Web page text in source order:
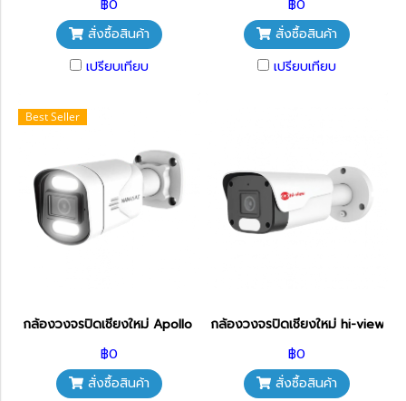
฿0
สั่งซื้อสินค้า
เปรียบเทียบ
฿0
สั่งซื้อสินค้า
เปรียบเทียบ
Best Seller
กล้องวงจรปิดเชียงใหม่ Apollo IP Camera 4MP APL-IPC-A149FC-
฿0
สั่งซื้อสินค้า
กล้องวงจรปิดเชียงใหม่ hi-view รุ่
฿0
สั่งซื้อสินค้า